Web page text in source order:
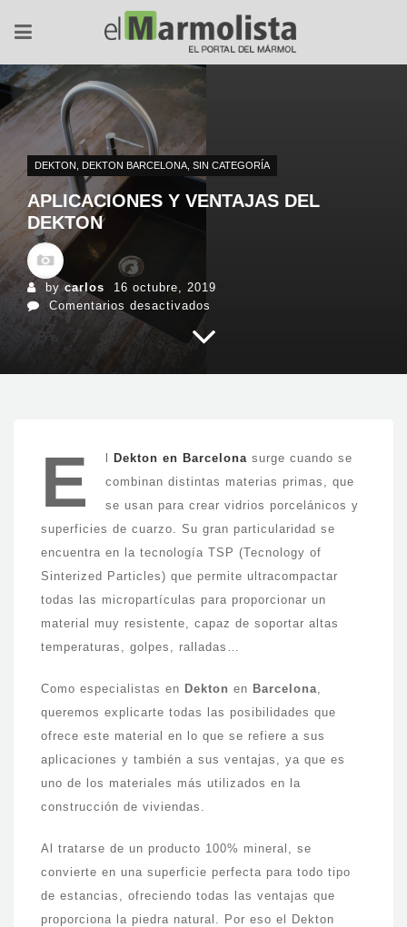
DEKTON DEKTON BARCELONA SIN CATEGORÍA
APLICACIONES Y VENTAJAS DEL
DEKTON
bycarlos
16 octubre, 2019
Comentarios desactivados
y
ventajas
E Dekton en Barcelona surge cuando se
combinan distintas materias primas, que
se usan para crear vidrios porcelánicos y
superficies de cuarzo. Su gran particularidad se
encuentra en la tecnología TSP (Tecnology of
Sinterized Particles) que permite ultracompactar
todas las micropartículas para proporcionar un
material muy resistente, capaz de soportar altas
temperaturas, golpes, ralladas…
Como especialistas en Dekton en Barcelona,
queremos explicarte todas las posibilidades que
ofrece este material en lo que se refiere a sus
aplicaciones y también a sus ventajas, ya que es
uno de los materiales más utilizados en la
construcción de viviendas.
Al tratarse de un producto 100% mineral, se
convierte en una superficie perfecta para todo tipo
de estancias, ofreciendo todas las ventajas que
proporciona la piedra natural. Por eso el Dekton